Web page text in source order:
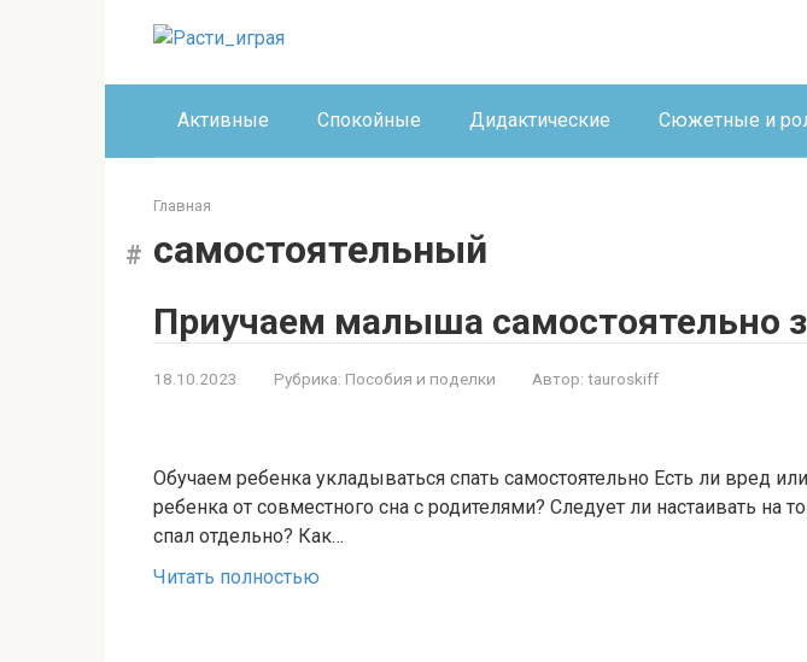
Активные Спокойные Дидактические Сюжетные и
Главная
самостоятельный
Приучаем малыша самостоятельно
18.10.2023 Рубрика: Пособия и поделки Автор: tauroskiff
Обучаем ребенка укладываться спать самостоятельно Есть ли вред
ребенка от совместного сна с родителями? Следует ли настаивать на
спал отдельно? Как…
Читать полностью